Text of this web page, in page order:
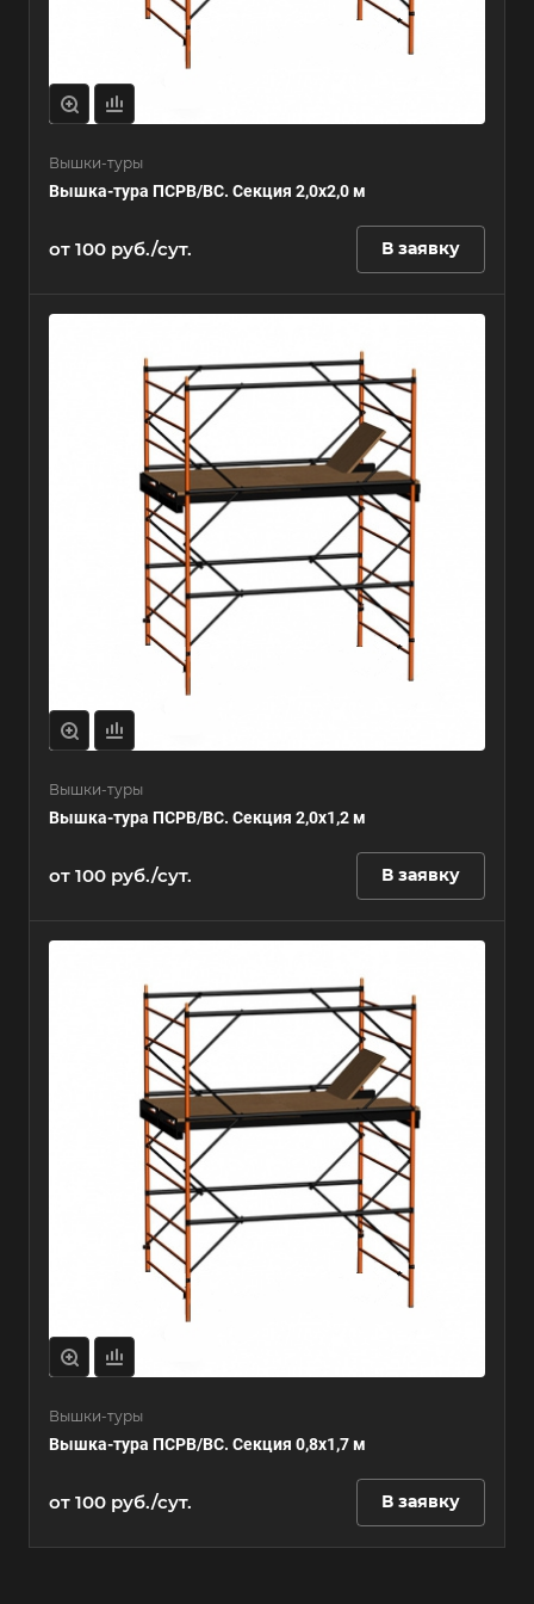
Вышки-туры
Вышка-тура ПСРВ/ВС. Секция 2,0х2,0 м
от 100 руб./сут. В заявку
Вышки-туры
Вышка-тура ПСРВ/ВС. Секция 2,0х1,2 м
от 100 руб./сут. В заявку
Вышки-туры
Вышка-тура ПСРВ/ВС. Секция 0,8х1,7 м
от 100 руб./сут. В заявку